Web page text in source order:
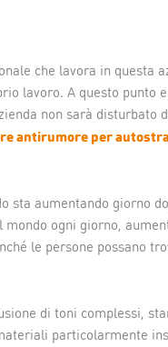
che lavora in questa
lavoro. A questo
non sarà
antirumore per
sta aumentando giorno
ogni giorno,
le persone possano
di toni complessi,
particolarmente